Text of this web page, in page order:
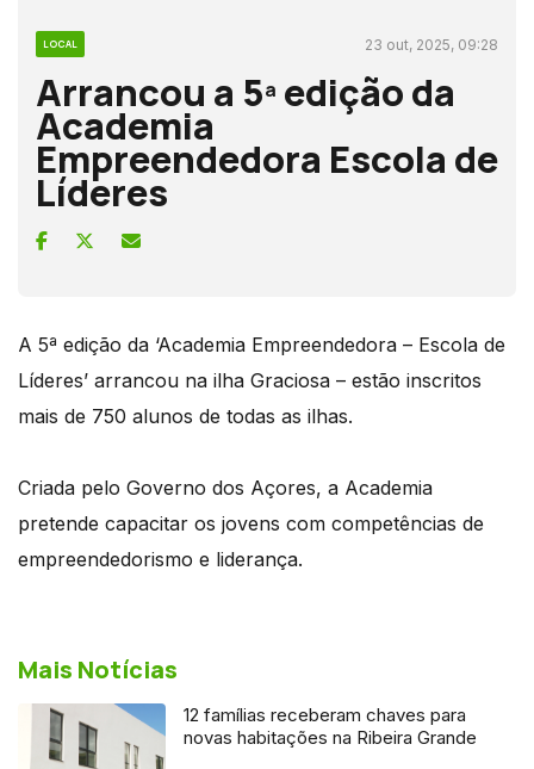
LOCAL 23 out, 2025, 09:28
Arrancou a 5ª edição da
Academia
Empreendedora Escola de
Líderes
A 5ª edição da ‘Academia Empreendedora – Escola de
Líderes’ arrancou na ilha Graciosa – estão inscritos
mais de 750 alunos de todas as ilhas.
Criada pelo Governo dos Açores, a Academia
pretende capacitar os jovens com competências de
empreendedorismo e liderança.
Mais Notícias
12 famílias receberam chaves para
novas habitações na Ribeira Grande